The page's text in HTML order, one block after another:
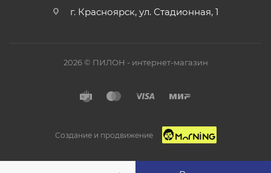
г. Красноярск, ул. Стадионная, 1
2026 © ПИЛОН - интернет-магазин
Создание и продвижение